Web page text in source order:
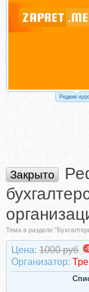
Редкие
Закрыто
Тема в разделе
Цена: 1000 руб -
Организатор: